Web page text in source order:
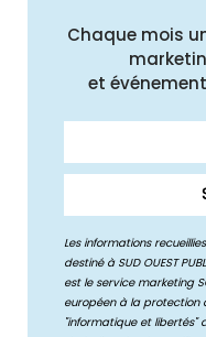
Chaque mois
et